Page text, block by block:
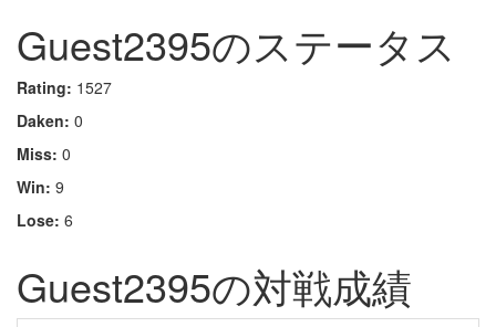
Guest2395のステータス
Rating: 1527
Daken: 0
Miss: 0
Win: 9
Lose: 6
Guest2395の対戦成績